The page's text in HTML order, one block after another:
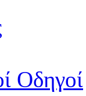
Οδηγοί